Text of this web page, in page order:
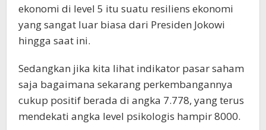
ekonomi di level 5 itu suatu resiliens ekonomi
yang sangat luar biasa dari Presiden Jokowi
hingga saat ini.
Sedangkan jika kita lihat indikator pasar saham
saja bagaimana sekarang perkembangannya
cukup positif berada di angka 7.778, yang terus
mendekati angka level psikologis hampir 8000.